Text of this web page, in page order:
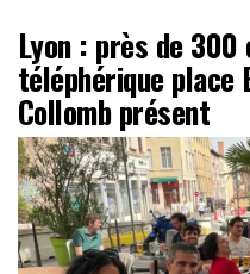
Lyon : près de 300
téléphérique place
Collomb présent